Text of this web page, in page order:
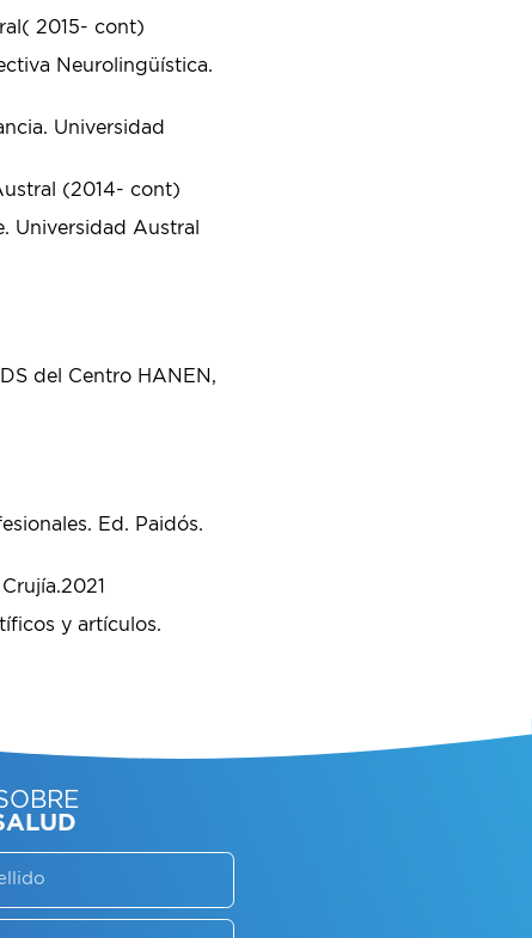
2015- cont)
Neurolingüística.
Universidad
(2014- cont)
Universidad Austral
del Centro HANEN,
Ed. Paidós.
y artículos.